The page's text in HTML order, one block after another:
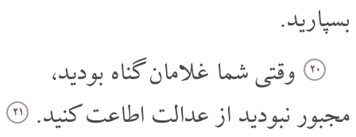
بسپارید.
۲۰ وقتی شما غلامان گناه بودید،
مجبور نبودید از عدالت اطاعت کنید.
۲۱